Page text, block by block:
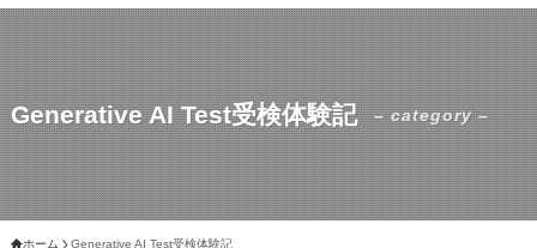
Generative AI Test受検体験記 – category –
ホーム Generative AI Test受検体験記